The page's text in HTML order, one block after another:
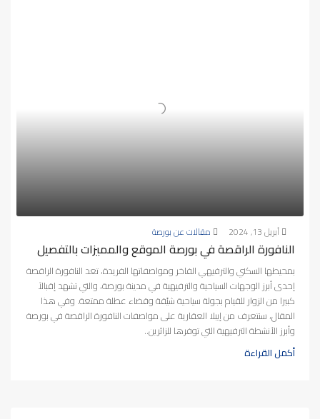
أبريل 13, 2024 مقالات عن بورصة
النافورة الراقصة في بورصة الموقع والمميزات بالتفصيل
بمحيطها السكني والترفيهي الفاخر ومواصفاتها الفريدة، تعد النافورة الراقصة
إحدى أبرز الوجهات السياحية والترفيهية في مدينة بورصة، والتي تشهد إقبالاً
كبيرا من الزوار للقيام بجولة سياحية شيّقة وقضاء عطلة ممتعة. وفي هذا
المقال، سنتعرف من إيبلا العقارية على مواصفات النافورة الراقصة في بورصة
وأبرز الأنشطة الترفيهية التي توفرها للزائرين..
أكمل القراءة